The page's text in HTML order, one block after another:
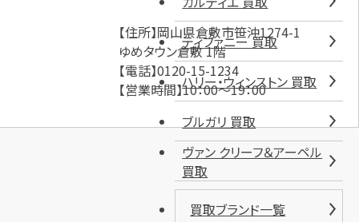
【住所】岡山県倉敷市笹沖1274-1
ゆめタウン倉敷 1階
【電話】0120-15-1234
【営業時間】10：00～19：00
ティファニー 買取
ハリー・ウィンストン 買取
ブルガリ 買取
ヴァン クリーフ＆アーペル
買取
買取ブランド一覧